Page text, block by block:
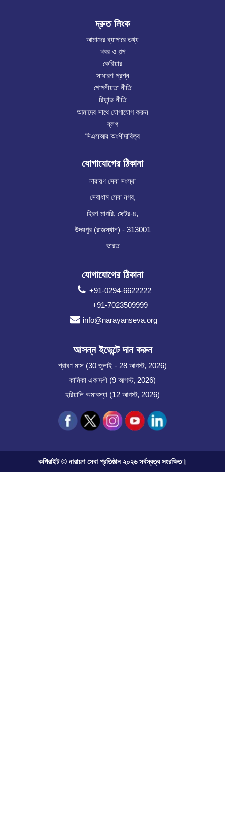
দ্রুত লিংক
আমাদের ব্যাপারে তথ্য
খবর ও গল্প
কেরিয়ার
সাধারণ প্রশ্ন
গোপনীয়তা নীতি
রিফান্ড নীতি
আমাদের সাথে যোগাযোগ করুন
ব্লগ
সিএসআর অংশীদারিত্ব
যোগাযোগের ঠিকানা
নারায়ণ সেবা সংস্থা
সেবাধাম সেবা নগর,
হিরণ মাগরি, সেক্টর-৪,
উদয়পুর (রাজস্থান) - 313001
ভারত
যোগাযোগের ঠিকানা
+91-0294-6622222
+91-7023509999
info@narayanseva.org
আসন্ন ইভেন্টে দান করুন
শ্রাবণ মাস (30 জুলাই - 28 আগস্ট, 2026)
কামিকা একাদশী (9 আগস্ট, 2026)
হরিয়ালি অমাবস্যা (12 আগস্ট, 2026)
কপিরাইট © নারায়ণ সেবা প্রতিষ্ঠান ২০২৬ সর্বস্বত্ব সংরক্ষিত।